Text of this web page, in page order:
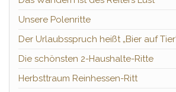
Unsere Polenritte
Der Urlaubsspruch heißt „Bier auf
Die schönsten 2-Haushalte-Ritte
Herbsttraum Reinhessen-Ritt